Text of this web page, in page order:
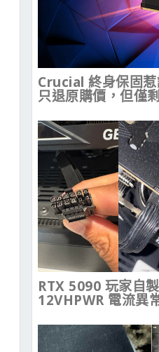
Crucial 終身保固
只退原購價，但僅
RTX 5090 玩家自
12VHPWR 電流異